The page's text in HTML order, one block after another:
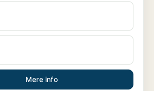
Mere info